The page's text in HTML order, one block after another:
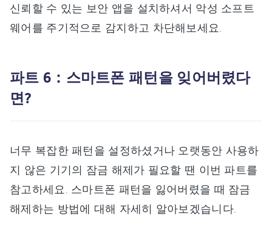
신뢰할 수 있는 보안 앱을 설치하셔서 악성 소프트
웨어를 주기적으로 감지하고 차단해보세요.
파트 6：스마트폰 패턴을 잊어버렸다
면?
너무 복잡한 패턴을 설정하셨거나 오랫동안 사용하
지 않은 기기의 잠금 해제가 필요할 땐 이번 파트를
참고하세요. 스마트폰 패턴을 잃어버렸을 때 잠금
해제하는 방법에 대해 자세히 알아보겠습니다.